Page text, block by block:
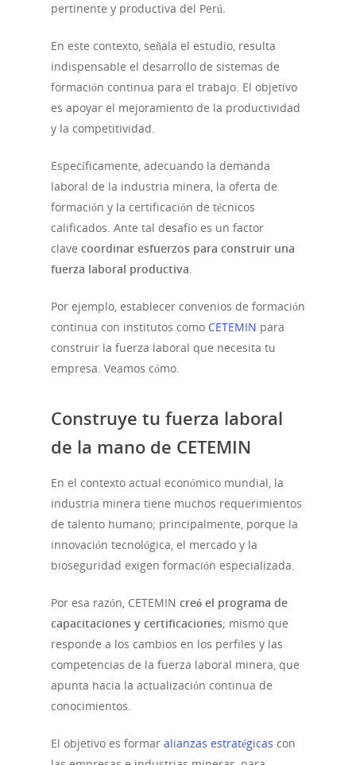
pertinente y productiva del Perú.
En este contexto, señala el estudio, resulta
indispensable el desarrollo de sistemas de
formación continua para el trabajo. El objetivo
es apoyar el mejoramiento de la productividad
y la competitividad.
Específicamente, adecuando la demanda
laboral de la industria minera, la oferta de
formación y la certificación de técnicos
calificados. Ante tal desafío es un factor
clave coordinar esfuerzos para construir una
fuerza laboral productiva.
Por ejemplo, establecer convenios de formación
continua con institutos como CETEMIN para
construir la fuerza laboral que necesita tu
empresa. Veamos cómo.
Construye tu fuerza laboral
de la mano de CETEMIN
En el contexto actual económico mundial, la
industria minera tiene muchos requerimientos
de talento humano; principalmente, porque la
innovación tecnológica, el mercado y la
bioseguridad exigen formación especializada.
Por esa razón, CETEMIN creó el programa de
capacitaciones y certificaciones; mismo que
responde a los cambios en los perfiles y las
competencias de la fuerza laboral minera, que
apunta hacia la actualización continua de
conocimientos.
El objetivo es formar alianzas estratégicas con